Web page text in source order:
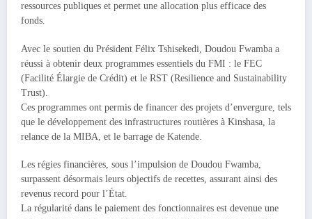
ressources publiques et permet une allocation plus efficace des
fonds.
Avec le soutien du Président Félix Tshisekedi, Doudou Fwamba a
réussi à obtenir deux programmes essentiels du FMI : le FEC
(Facilité Élargie de Crédit) et le RST (Resilience and Sustainability
Trust).
Ces programmes ont permis de financer des projets d’envergure, tels
que le développement des infrastructures routières à Kinshasa, la
relance de la MIBA, et le barrage de Katende.
Les régies financières, sous l’impulsion de Doudou Fwamba,
surpassent désormais leurs objectifs de recettes, assurant ainsi des
revenus record pour l’État.
La régularité dans le paiement des fonctionnaires est devenue une